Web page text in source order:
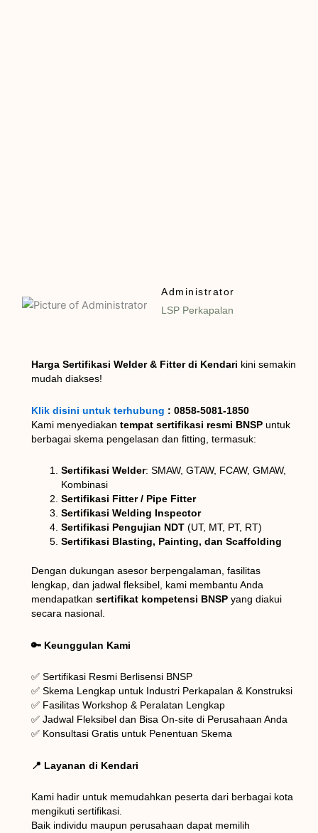
Administrator
LSP Perkapalan
Harga Sertifikasi Welder & Fitter di Kendari kini semakin
mudah diakses!
Klik disini untuk terhubung : 0858-5081-1850
Kami menyediakan tempat sertifikasi resmi BNSPuntuk
berbagai skema pengelasan dan fitting, termasuk:
Sertifikasi Welder: SMAW, GTAW, FCAW, GMAW,
Kombinasi
Sertifikasi Fitter / Pipe Fitter
Sertifikasi Welding Inspector
Sertifikasi Pengujian NDT(UT, MT, PT, RT)
Sertifikasi Blasting, Painting, dan Scaffolding
Dengan dukungan asesor berpengalaman, fasilitas
lengkap, dan jadwal fleksibel, kami membantu Anda
mendapatkan sertifikat kompetensi BNSPyang diakui
secara nasional.
🔑 Keunggulan Kami
✅ Sertifikasi Resmi Berlisensi BNSP
✅ Skema Lengkap untuk Industri Perkapalan & Konstruksi
✅ Fasilitas Workshop & Peralatan Lengkap
✅ Jadwal Fleksibel dan Bisa On-site di Perusahaan Anda
✅ Konsultasi Gratis untuk Penentuan Skema
📍 Layanan di Kendari
Kami hadir untuk memudahkan peserta dari berbagai kota
mengikuti sertifikasi.
Baik individu maupun perusahaan dapat memilih